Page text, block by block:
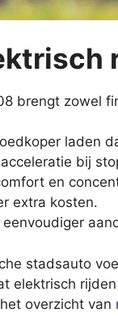
brengt zowel
laden
bij
en
extra kosten.
stadsauto
elektrisch
overzicht van